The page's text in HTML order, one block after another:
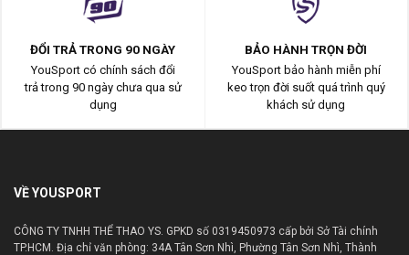
ĐỔI TRẢ TRONG 90 NGÀY
YouSport có chính sách đổi
trả trong 90 ngày chưa qua sử
dụng
BẢO HÀNH TRỌN ĐỜI
YouSport bảo hành miễn phí
keo trọn đời suốt quá trình quý
khách sử dụng
VỀ YOUSPORT
CÔNG TY TNHH THỂ THAO YS. GPKD số 0319450973 cấp bởi Sở Tài chính
TP.HCM. Địa chỉ văn phòng: 34A Tân Sơn Nhì, Phường Tân Sơn Nhì, Thành